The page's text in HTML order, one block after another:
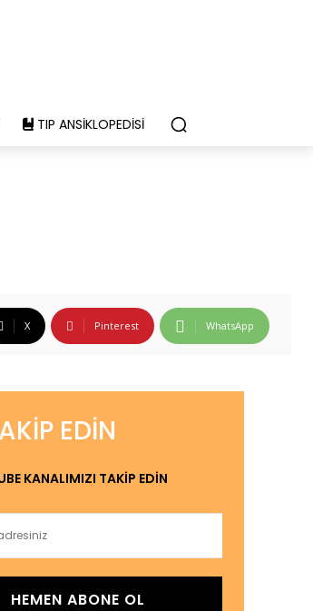
TIP ANSIKLOPEDISI
X Pinterest WhatsApp
EDIN
KANALIMIZI TAKİP EDİN
HEMEN ABONE OL